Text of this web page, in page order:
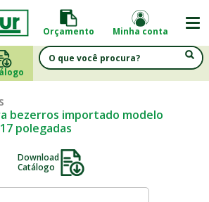
Orçamento Minha conta
bezerros importado modelo
polegadas
Download
Catálogo